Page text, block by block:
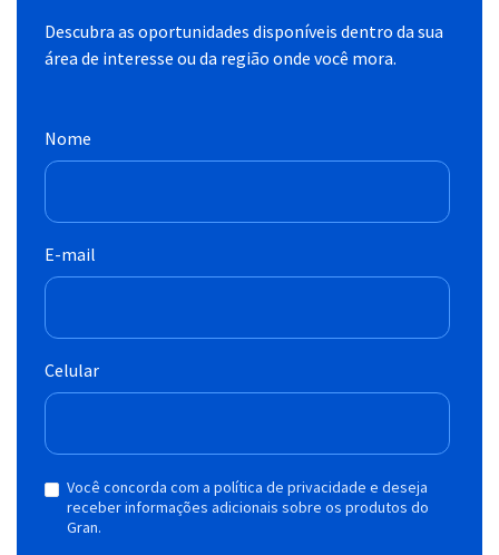
Descubra as oportunidades disponíveis dentro da sua
área de interesse ou da região onde você mora.
Nome
E-mail
Celular
Você concorda com a política de privacidade e deseja
receber informações adicionais sobre os produtos do
Gran.